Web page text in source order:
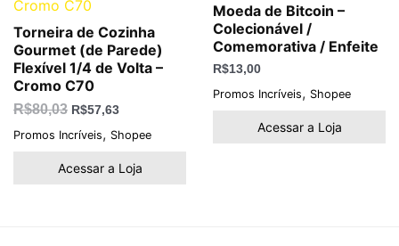
Torneira de Cozinha
Gourmet (de Parede)
Flexível 1/4 de Volta –
Cromo C70
R$80,03 R$57,63
Promos Incríveis, Shopee
Acessar a Loja
Moeda de Bitcoin –
Colecionável /
Comemorativa / Enfeite
R$13,00
Promos Incríveis, Shopee
Acessar a Loja